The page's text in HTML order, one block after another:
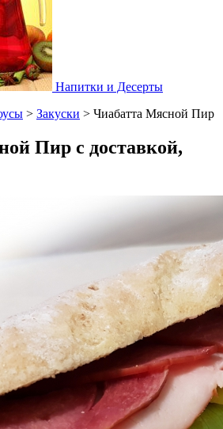
Напитки и Десерты
> Закуски > Чиабатта Мясной Пир
Пир с доставкой,